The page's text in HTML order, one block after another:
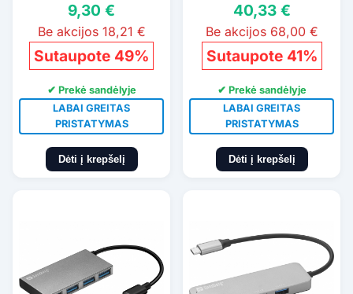
9,30 €
Be akcijos 18,21 €
Sutaupote 49%
✔ Prekė sandėlyje
LABAI GREITAS
PRISTATYMAS
Dėti į krepšelį
40,33 €
Be akcijos 68,00 €
Sutaupote 41%
✔ Prekė sandėlyje
LABAI GREITAS
PRISTATYMAS
Dėti į krepšelį